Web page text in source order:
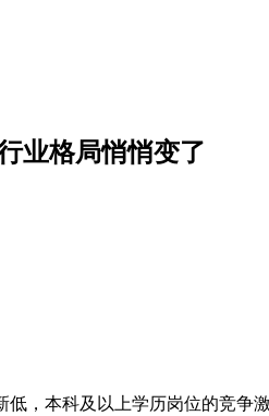
业格局悄悄变了
，本科及以上学历岗位的竞